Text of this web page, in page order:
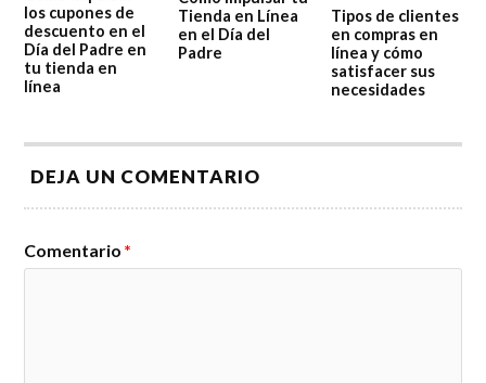
los cupones de
descuento en el
Día del Padre en
tu tienda en
línea
Tienda en Línea
en el Día del
Padre
Tipos de clientes
en compras en
línea y cómo
satisfacer sus
necesidades
DEJA UN COMENTARIO
Comentario *